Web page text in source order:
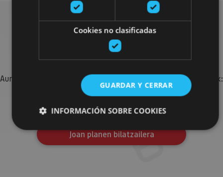
Bilatu plan gehiago
Aurkitu zure bidaia Nafarroan osatzeko planak eta iradokizunak:
jarduera antolatuak, bisitak eta agendaren ekitaldi
Joan planen bilatzailera
Cookies no clasificadas
GUARDAR Y CERRAR
INFORMACIÓN SOBRE COOKIES